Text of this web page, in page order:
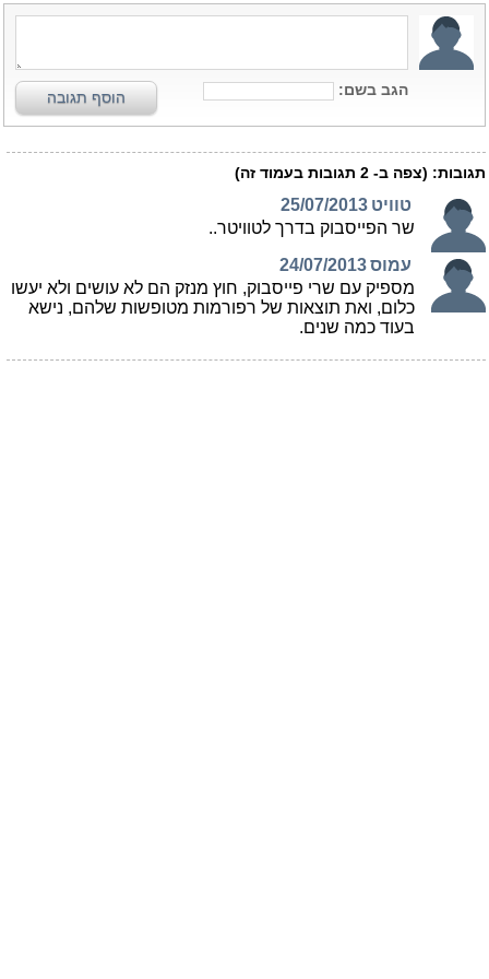
הגב בשם: הוסף תגובה
תגובות: (צפה ב- 2 תגובות בעמוד זה)
טוויט 25/07/2013
שר הפייסבוק בדרך לטוויטר..
עמוס24/07/2013
מספיק עם שרי פייסבוק, חוץ מנזק הם לא עושים ולא יעשו
כלום, ואת תוצאות של רפורמות מטופשות שלהם, נישא
בעוד כמה שנים.